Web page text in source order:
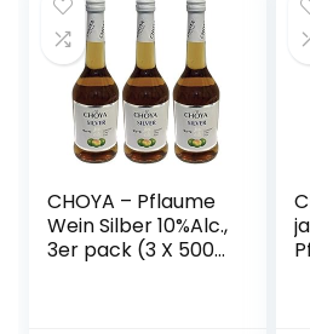
CHOYA – Pflaume
Wein Silber 10%Alc.,
3er pack (3 X 500